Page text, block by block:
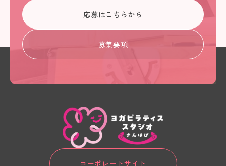
応募はこちらから
募集要項
コーポレートサイト